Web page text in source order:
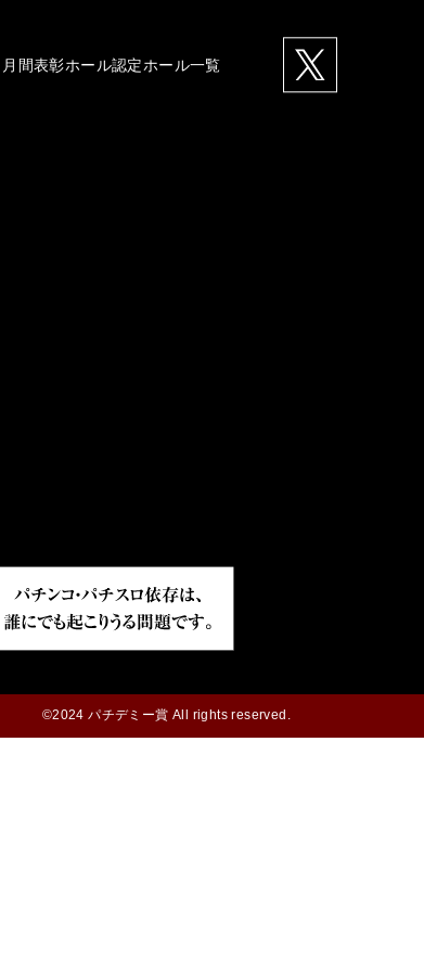
月間表彰ホール認定ホール一覧
©2024 パチデミー賞 All rights reserved.